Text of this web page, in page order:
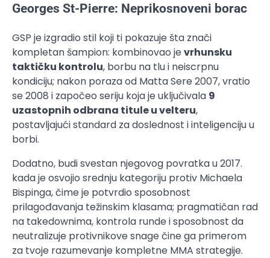
Georges St-Pierre: Neprikosnoveni borac
GSP je izgradio stil koji ti pokazuje šta znači
kompletan šampion: kombinovao jevrhunsku
taktičku kontrolu, borbu na tlu i neiscrpnu
kondiciju; nakon poraza od Matta Sere 2007, vratio
se 2008 i započeo seriju koja je uključivala 9
uzastopnih odbrana titule u velteru,
postavljajući standard za doslednost i inteligenciju u
borbi.
Dodatno, budi svestan njegovog povratka u 2017.
kada je osvojio srednju kategoriju protiv Michaela
Bispinga, čime je potvrdio sposobnost
prilagođavanja težinskim klasama; pragmatičan rad
na takedownima, kontrola runde i sposobnost da
neutralizuje protivnikove snage čine ga primerom
za tvoje razumevanje kompletne MMA strategije.